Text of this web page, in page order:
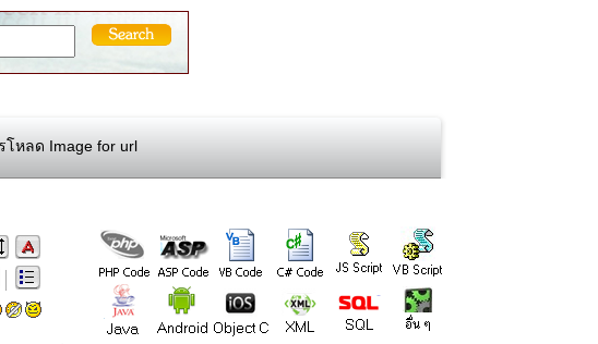
โหลด Image for url